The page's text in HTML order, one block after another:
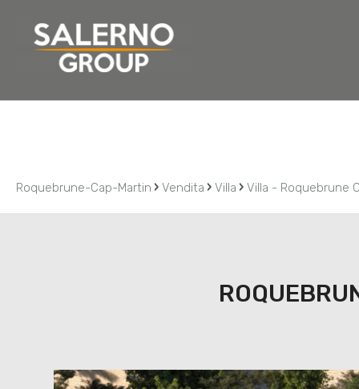
Roquebrune-Cap-Martin › Vendita › Villa › Villa - Roquebrune